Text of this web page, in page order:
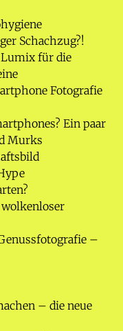
Schachzug?!
für die
Fotografie
Ein paar
Murks
–
– die neue